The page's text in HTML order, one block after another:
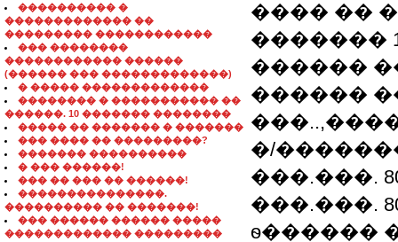
���������� �
������������� ��
��������� ������������
��� ��������
������������ ������
(������ ��� �������������)
� ����� �������������
�������� � ����������� ��
������. 10 ������� ��������
����� �� ������� � �������
��� ���� �� ���������?
������� ����������
� ��� ������!
��� �� ��� �� ������!
���������������.
���������� �� �������!
��� ������ ������ �����
������������� ���������
���� ��
�������
������
������
�/
���.���.
���.���.
ѳ������